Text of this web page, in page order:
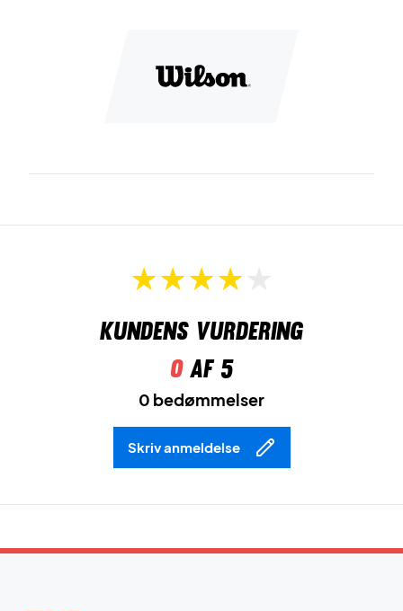
Kundens vurdering
0af 5
0 bedømmelser
Skriv anmeldelse